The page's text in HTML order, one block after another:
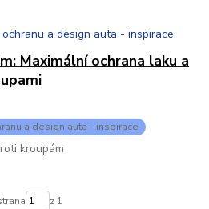
Maximální ochrana laku a
a design auta - inspirace
kroupám
z 1